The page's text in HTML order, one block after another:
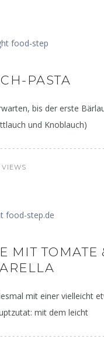
PASTA
bis der erste
und Knoblauch)
VIEWS
MIT TOMATE
mit einer vielleicht
mit dem leicht